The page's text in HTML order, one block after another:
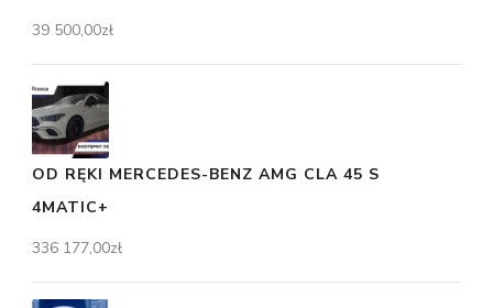
39 500,00zł
OD RĘKI MERCEDES-BENZ AMG CLA 45 S
4MATIC+
336 177,00zł